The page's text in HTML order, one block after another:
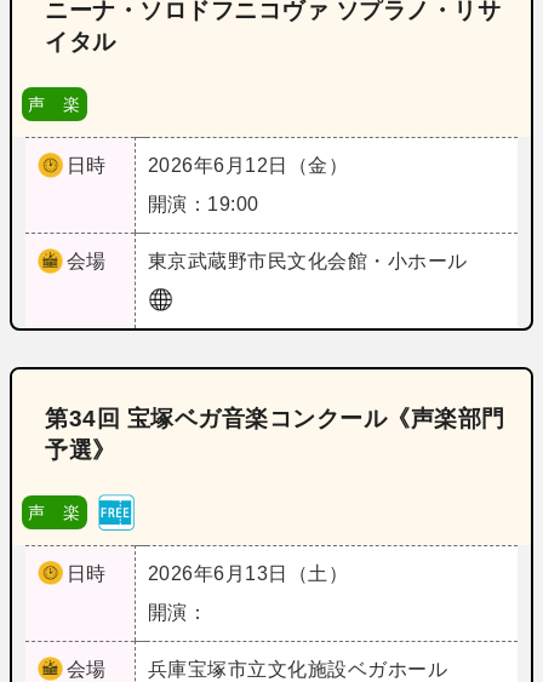
ニーナ・ソロドフニコヴァ ソプラノ・リサ
イタル
声 楽
日時
2026年6月12日（金）
開演：19:00
会場 東京武蔵野市民文化会館・小ホール
第34回 宝塚ベガ音楽コンクール《声楽部門
予選》
声 楽
日時
2026年6月13日（土）
開演：
会場 兵庫宝塚市立文化施設ベガホール